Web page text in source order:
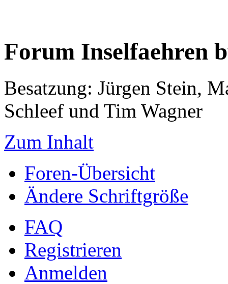
Forum Inselfaehren
Besatzung: Jürgen Stein,
Schleef und Tim Wagner
Zum Inhalt
Foren-Übersicht
Ändere Schriftgröße
FAQ
Registrieren
Anmelden